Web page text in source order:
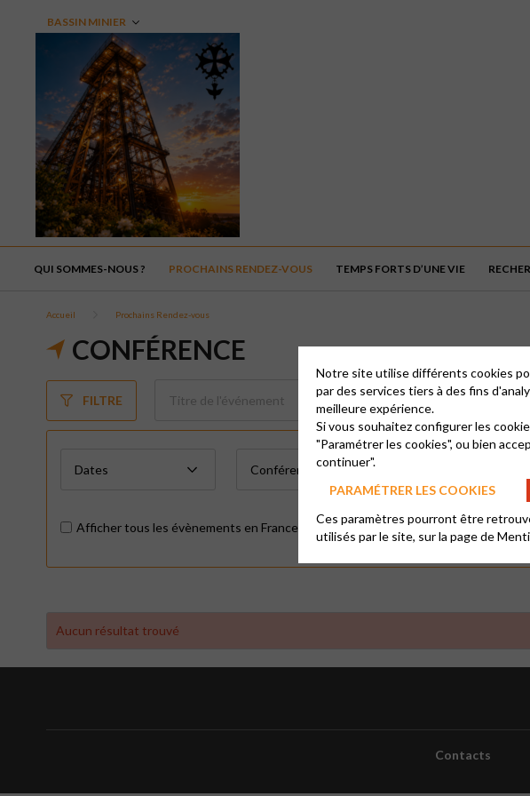
BASSIN MINIER
QUI SOMMES-NOUS ? PROCHAINS RENDEZ-VOUS TEMPS FORTS D’UNE VIE
Accueil Prochains Rendez-vous
CONFÉRENCE
FILTRE
Afficher tous les évènements en France
Aucun résultat trouvé
Contacts
Notre site utilise différents cookies
par des services tiers à des fins
meilleure expérience.
Si vous souhaitez configurer les
"Paramétrer les cookies", ou bien
continuer".
PARAMÉTRER LES COOKIES
Ces paramètres pourront être
utilisés par le site, sur la page de